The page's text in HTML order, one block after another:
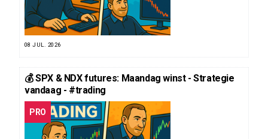
08 JUL. 2026
💰 SPX & NDX futures: Maandag winst - Strategie
vandaag - #trading
PRO